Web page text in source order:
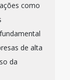
como
de alta
da